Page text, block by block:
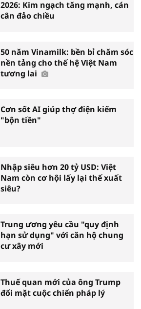
2026: Kim ngạch tăng mạnh, cán
cân đảo chiều
50 năm Vinamilk: bền bỉ chăm sóc
nền tảng cho thế hệ Việt Nam
tương lai
Cơn sốt AI giúp thợ điện kiếm
"bộn tiền"
Nhập siêu hơn 20 tỷ USD: Việt
Nam còn cơ hội lấy lại thế xuất
siêu?
Trung ương yêu cầu "quy định
hạn sử dụng" với căn hộ chung
cư xây mới
Thuế quan mới của ông Trump
đối mặt cuộc chiến pháp lý